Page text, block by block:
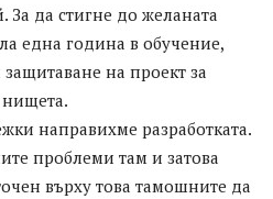
да стигне до желаната
една година в обучение,
на проект за
направихме разработката.
проблеми там и затова
върху това тамошните да